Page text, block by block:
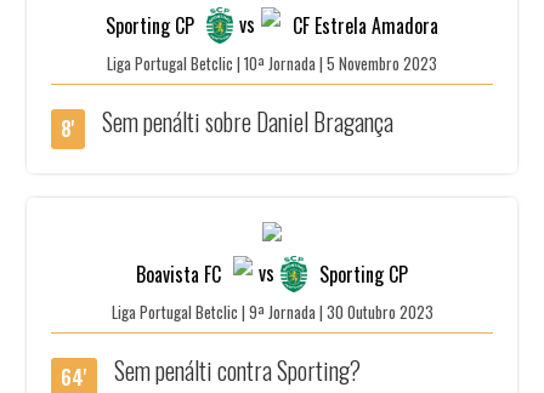
Sporting CP vs CF Estrela Amadora
Liga Portugal Betclic | 10ª Jornada | 5 Novembro 2023
8' Sem penálti sobre Daniel Bragança
Boavista FC vs Sporting CP
Liga Portugal Betclic | 9ª Jornada | 30 Outubro 2023
64' Sem penálti contra Sporting?